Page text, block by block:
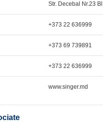
Str. Decebal Nr.23
+373 22 636999
+373 69 739891
+373 22 636999
www.singer.md